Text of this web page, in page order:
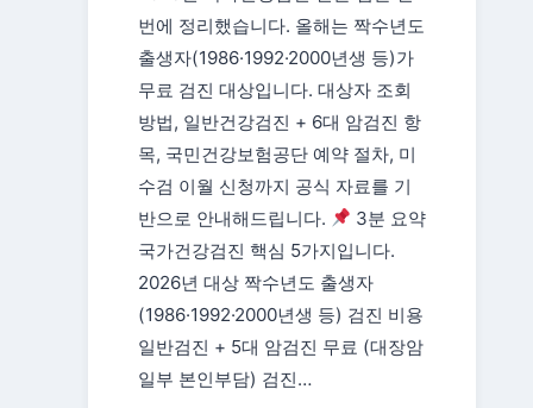
이
어
·
냉
각
수
·
에
어
컨
점
검
번에 정리했습니다. 올해는 짝수년도
출생자(1986·1992·2000년생 등)가
무료 검진 대상입니다. 대상자 조회
방법, 일반건강검진 + 6대 암검진 항
목, 국민건강보험공단 예약 절차, 미
수검 이월 신청까지 공식 자료를 기
반으로 안내해드립니다.
3분 요약
국가건강검진 핵심 5가지입니다.
2026년 대상 짝수년도 출생자
(1986·1992·2000년생 등) 검진 비용
일반검진 + 5대 암검진 무료 (대장암
일부 본인부담) 검진…